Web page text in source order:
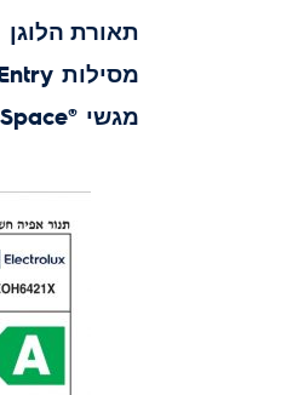
תאורת הלוגן
מסילות EasyEntry
מגשי ®InfiSpace